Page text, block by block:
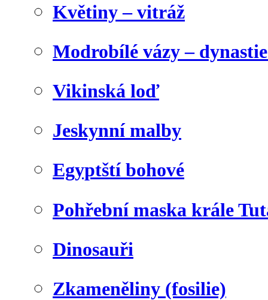
Květiny – vitráž
Modrobílé vázy –
Vikinská loď
Jeskynní malby
Egyptští bohové
Pohřební maska krále
Dinosauři
Zkameněliny (fosilie)